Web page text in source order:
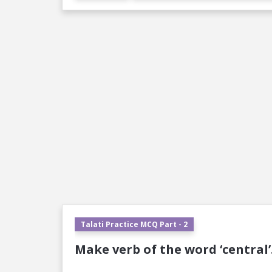
Talati Practice MCQ Part - 2
Make verb of the word